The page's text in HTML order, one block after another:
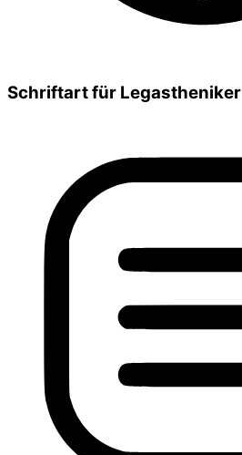
Schriftart für Legastheniker